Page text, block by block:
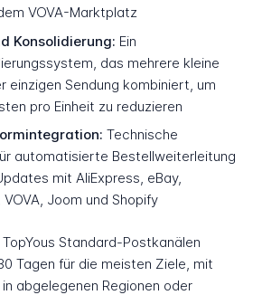
VOVA-Marktplatz
Konsolidierung: Ein
das mehrere kleine
einzigen Sendung kombiniert, um
pro Einheit zu reduzieren
Technische
automatisierte Bestellweiterleitung
mit AliExpress, eBay,
Joom und Shopify
Standard-Postkanälen
Tagen für die meisten Ziele, mit
abgelegenen Regionen oder